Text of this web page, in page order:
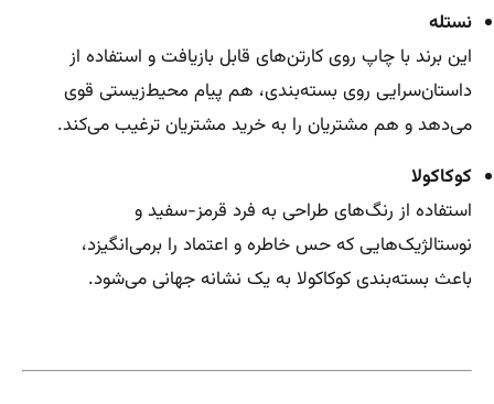
نستله
این برند با چاپ روی کارتن‌های قابل بازیافت و استفاده از
داستان‌سرایی روی بسته‌بندی، هم پیام محیط‌زیستی قوی
می‌دهد و هم مشتریان را به خرید مشتریان ترغیب می‌کند.
کوکاکولا
استفاده از رنگ‌های طراحی به فرد قرمز-سفید و
نوستالژیک‌هایی که حس خاطره و اعتماد را برمی‌انگیزد،
باعث بسته‌بندی کوکاکولا به یک نشانه جهانی می‌شود.